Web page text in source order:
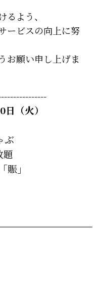
よう、
ービスの向上に努
お願い申し上げま
（火）
ぶ
題
「賑」